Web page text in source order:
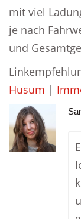
mit viel
je nach
und
Husum |